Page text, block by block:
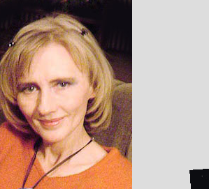
Pocieszyć Labradorkę,
wypić herbatę,
pilnować torebki,
nie zapomnieć o
uśmiechu...